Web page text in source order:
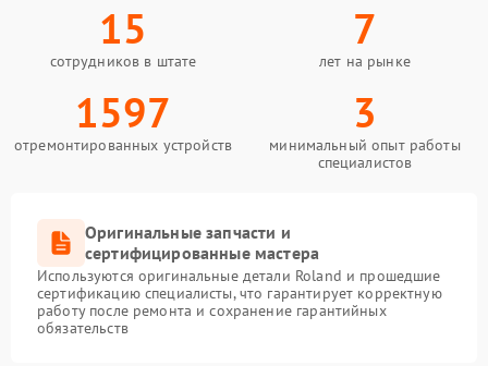
15
сотрудников в штате
7
лет на рынке
1597
отремонтированных устройств
3
минимальный опыт работы
специалистов
Оригинальные запчасти и
сертифицированные мастера
Используются оригинальные детали Roland и прошедшие
сертификацию специалисты, что гарантирует корректную
работу после ремонта и сохранение гарантийных
обязательств